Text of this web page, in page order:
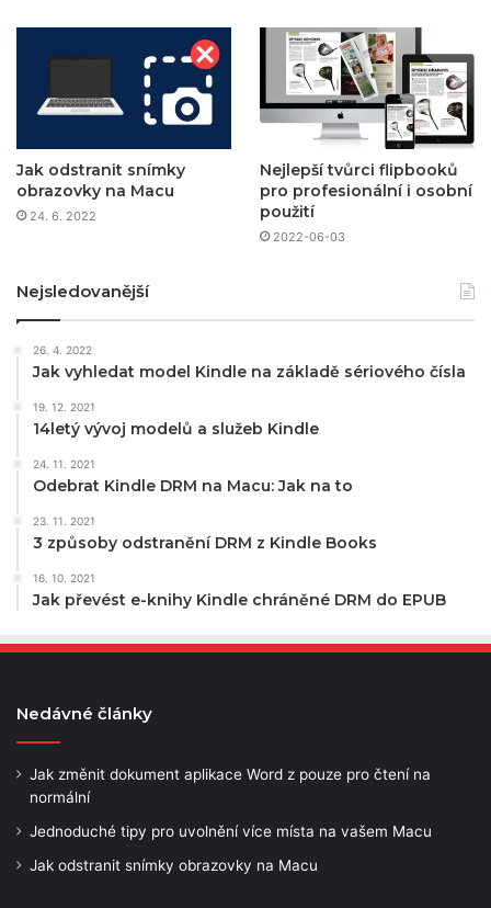
Jak odstranit snímky
obrazovky na Macu
24. 6. 2022
Nejlepší tvůrci flipbooků
pro profesionální i osobní
použití
2022-06-03
Nejsledovanější
26. 4. 2022
Jak vyhledat model Kindle na základě sériového čísla
19. 12. 2021
14letý vývoj modelů a služeb Kindle
24. 11. 2021
Odebrat Kindle DRM na Macu: Jak na to
23. 11. 2021
3 způsoby odstranění DRM z Kindle Books
16. 10. 2021
Jak převést e-knihy Kindle chráněné DRM do EPUB
Nedávné články
Jak změnit dokument aplikace Word z pouze pro čtení na
normální
Jednoduché tipy pro uvolnění více místa na vašem Macu
Jak odstranit snímky obrazovky na Macu